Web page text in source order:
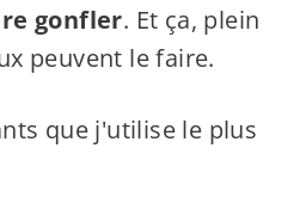
gonfler. Et ça, plein
peuvent le faire.
que j'utilise le plus